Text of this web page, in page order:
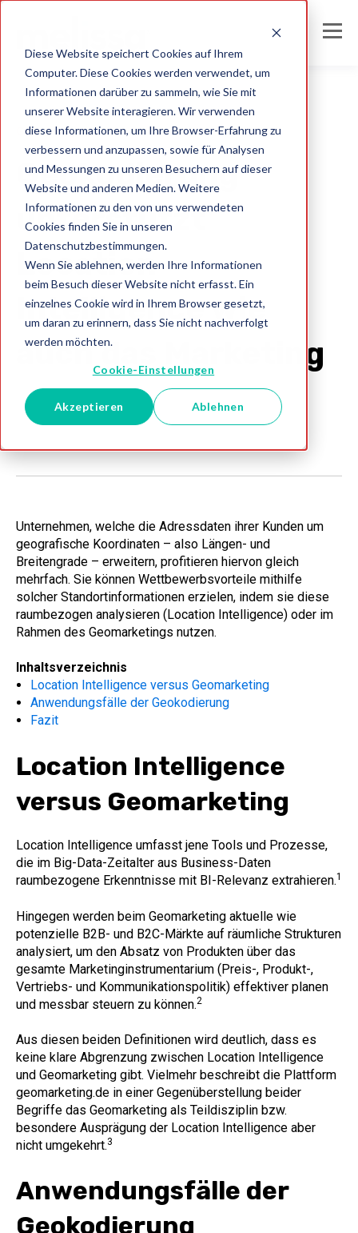
Diese Website speichert Cookies auf Ihrem
Computer. Diese Cookies werden verwendet, um
Informationen darüber zu sammeln, wie Sie mit
unserer Website interagieren. Wir verwenden
diese Informationen, um Ihre Browser-Erfahrung zu
verbessern und anzupassen, sowie für Analysen
und Messungen zu unseren Besuchern auf dieser
Website und anderen Medien. Weitere
Informationen zu den von uns verwendeten
Cookies finden Sie in unseren
Datenschutzbestimmungen.
Wenn Sie ablehnen, werden Ihre Informationen
beim Besuch dieser Website nicht erfasst. Ein
einzelnes Cookie wird in Ihrem Browser gesetzt,
um daran zu erinnern, dass Sie nicht nachverfolgt
werden möchten.
Cookie-Einstellungen
Akzeptieren Ablehnen
Geocoding
Geokodierung
unterstützt
Location
Intelligence wie
auch das Marketing
Melissa DE Team
Dez 6, 2022
Unternehmen, welche die Adressdaten ihrer Kunden um
geografische Koordinaten – also Längen- und
Breitengrade – erweitern, profitieren hiervon gleich
mehrfach. Sie können Wettbewerbsvorteile mithilfe
solcher Standortinformationen erzielen, indem sie diese
raumbezogen analysieren (Location Intelligence) oder im
Rahmen des Geomarketings nutzen.
Inhaltsverzeichnis
Location Intelligence versus Geomarketing
Anwendungsfälle der Geokodierung
Fazit
Location Intelligence
versus Geomarketing
Location Intelligence umfasst jene Tools und Prozesse,
die im Big-Data-Zeitalter aus Business-Daten
raumbezogene Erkenntnisse mit BI-Relevanz extrahieren.1
Hingegen werden beim Geomarketing aktuelle wie
potenzielle B2B- und B2C-Märkte auf räumliche Strukturen
analysiert, um den Absatz von Produkten über das
gesamte Marketinginstrumentarium (Preis-, Produkt-,
Vertriebs- und Kommunikationspolitik) effektiver planen
und messbar steuern zu können.2
Aus diesen beiden Definitionen wird deutlich, dass es
keine klare Abgrenzung zwischen Location Intelligence
und Geomarketing gibt. Vielmehr beschreibt die Plattform
geomarketing.de in einer Gegenüberstellung beider
Begriffe das Geomarketing als Teildisziplin bzw.
besondere Ausprägung der Location Intelligence aber
nicht umgekehrt.3
Anwendungsfälle der
Geokodierung